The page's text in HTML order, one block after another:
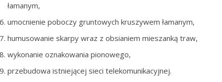
łamanym,
umocnienie poboczy gruntowych kruszywem łamanym,
humusowanie skarpy wraz z obsianiem mieszanką traw,
wykonanie oznakowania pionowego,
przebudowa istniejącej sieci telekomunikacyjnej.